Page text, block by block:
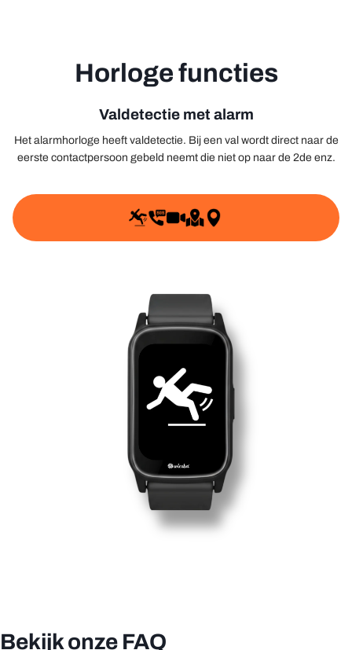
Stel een vraag
Uw
Uw
Velden gemarkeerd met * zijn verplicht.
Vraag Versturen
Horloge functies
Valdetectie met alarm
Het alarmhorloge heeft valdetectie. Bij een val wordt direct naar de
eerste contactpersoon gebeld neemt die niet op naar de 2de enz.
Bekijk onze FAQ